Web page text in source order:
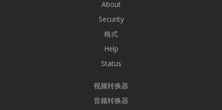
About
Security
格式
Help
Status
视频转换器
音频转换器